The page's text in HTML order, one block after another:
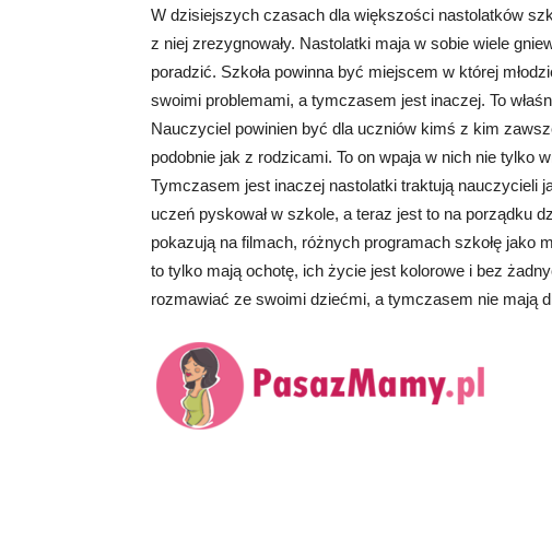
W dzisiejszych czasach dla większości nastolatków
z niej zrezygnowały. Nastolatki maja w sobie wiele
poradzić. Szkoła powinna być miejscem w której
swoimi problemami, a tymczasem jest inaczej. To
Nauczyciel powinien być dla uczniów kimś z kim
podobnie jak z rodzicami. To on wpaja w nich nie tylko
Tymczasem jest inaczej nastolatki traktują nauczycieli
uczeń pyskował w szkole, a teraz jest to na porządku
pokazują na filmach, różnych programach szkołę jako
to tylko mają ochotę, ich życie jest kolorowe i bez
rozmawiać ze swoimi dziećmi, a tymczasem nie mają